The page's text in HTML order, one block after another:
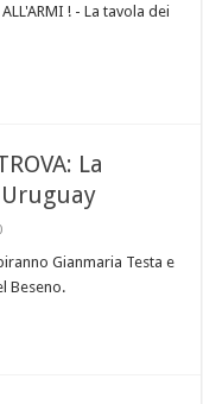
! - La tavola dei
La
Gianmaria Testa e
Beseno.